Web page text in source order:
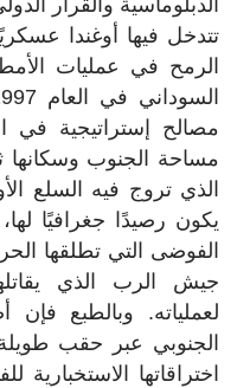
الدبلوماسية والقرار
تتدخل فيها أوغندا
الرمح في عمليات
مصالح إستراتيجية في
مساحة الجنوب وسكانها
الذي تروج فيه السلع
يكون رصيدًا جغرافيًا
الفوضى التي تطلقها
جيش الرب الذي
لعملياته. وبالطبع
الجنوبي عبر حقب
اختراقاتها الاستخبارية